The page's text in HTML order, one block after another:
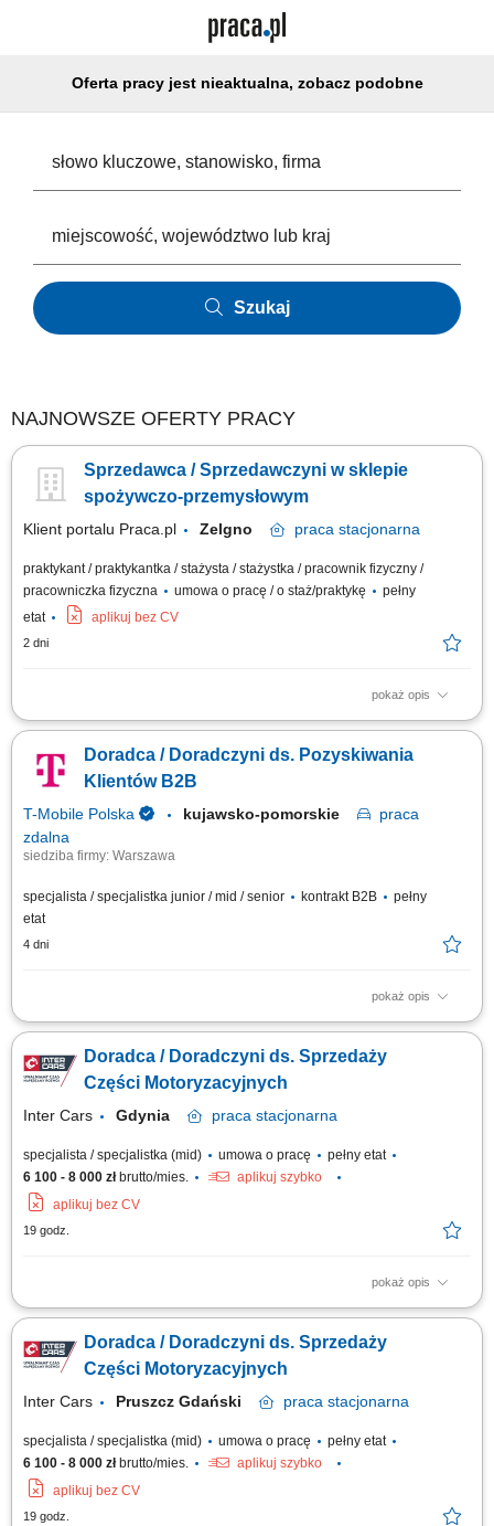
Oferta pracy jest nieaktualna, zobacz podobne
Szukaj
NAJNOWSZE OFERTY PRACY
Sprzedawca / Sprzedawczyni w sklepie
spożywczo-przemysłowym
Klient portalu Praca.pl Zelgno praca stacjonarna
praktykant / praktykantka / stażysta / stażystka / pracownik fizyczny /
pracowniczka fizyczna
umowa o pracę / o staż/praktykę
pełny
etat
aplikuj bez CV
2 dni
pokaż opis
Prowadzenie rzetelnej obsługi klienta przy stanowisku kasowo-
terminala płatniczego i kasy fiskalnej. Przyjmowanie nowych dostaw,
rozładunek produktów oraz dbanie o prawidłową ekspozycję towarów.
Doradca / Doradczyni ds. Pozyskiwania
Klientów B2B
T-Mobile Polska kujawsko-pomorskie
praca
zdalna
siedziba firmy: Warszawa
specjalista / specjalistka junior / mid / senior kontrakt B2B
pełny
etat
4 dni
pokaż opis
Zadania, które na Ciebie czekają: Aktywne pozyskiwanie nowych klientów
odpowiedzialnych za decyzje zakupowe; Prowadzenie rozmów
handlowych, spotkań oraz negocjacji z klientami; Identyfikacja potrzeb
Doradca / Doradczyni ds. Sprzedaży
Części Motoryzacyjnych
Inter Cars Gdynia praca stacjonarna
specjalista / specjalistka (mid) umowa o pracę
pełny etat
6 100 - 8 000 złbrutto/mies.
aplikuj szybko
aplikuj bez CV
19 godz.
pokaż opis
Opis stanowiska: Budowanie i rozwijanie współpracy z klientami oraz
samochodowe. Doradztwo w zakresie doboru części zamiennych i
wyposażenia warsztatowego. Realizacja celów sprzedażowych oraz
Doradca / Doradczyni ds. Sprzedaży
Części Motoryzacyjnych
Inter Cars Pruszcz Gdański praca stacjonarna
specjalista / specjalistka (mid) umowa o pracę
pełny etat
6 100 - 8 000 złbrutto/mies.
aplikuj szybko
aplikuj bez CV
19 godz.